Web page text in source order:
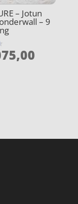
– Jotun
– 9